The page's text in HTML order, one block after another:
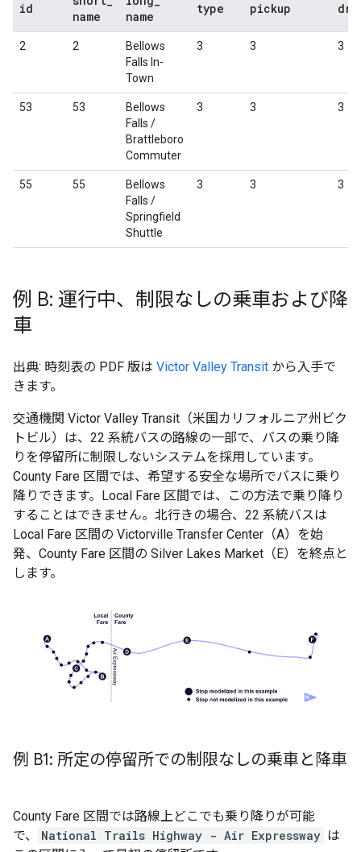
id
name
name
type
pickup
2 2
Bellows
Falls In-
Town
3 3 3
53 53
Bellows
Falls /
Brattleboro
Commuter
3 3 3
55 55
Bellows
Falls /
Springfield
Shuttle
3 3 3
例 B: 運行中、制限なしの乗車および降
車
出典: 時刻表の PDF 版は Victor Valley Transit から入手で
きます。
交通機関 Victor Valley Transit （米国カリフォルニア州ビク
トビル）は、22 系統バスの路線の一部で、バスの乗り降
りを停留所に制限しないシステムを採用しています。
County Fare 区間では、希望する安全な場所でバスに乗り
降りできます。 Local Fare 区間では、この方法で乗り降り
することはできません。北行きの場合、22 系統バスは
Local Fare 区間の Victorville Transfer Center （A）を始
発、 County Fare 区間の Silver Lakes Market （E）を終点と
します。
例 B1: 所定の停留所での制限なしの乗車と降車
County Fare 区間では路線上どこでも乗り降りが可能
で、
National Trails Highway - Air Expressway は